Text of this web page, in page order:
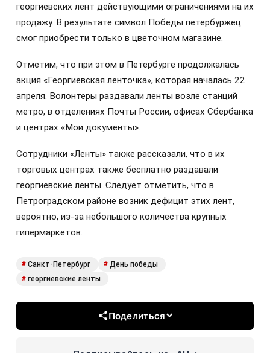
георгиевских лент действующими ограничениями на их
продажу. В результате символ Победы петербуржец
смог приобрести только в цветочном магазине.
Отметим, что при этом в Петербурге продолжалась
акция «Георгиевская ленточка», которая началась 22
апреля. Волонтеры раздавали ленты возле станций
метро, в отделениях Почты России, офисах Сбербанка
и центрах «Мои документы».
Сотрудники «Ленты» также рассказали, что в их
торговых центрах также бесплатно раздавали
георгиевские ленты. Следует отметить, что в
Петроградском районе возник дефицит этих лент,
вероятно, из-за небольшого количества крупных
гипермаркетов.
# Санкт-Петербург # День победы
# георгиевские ленты
Поделиться